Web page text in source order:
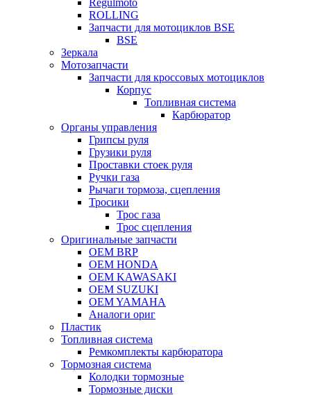
Regulmoto
ROLLING
Запчасти для мотоциклов BSE
BSE
Зеркала
Мотозапчасти
Запчасти для кроссовых мотоциклов
Корпус
Топливная система
Карбюратор
Органы управления
Грипсы руля
Грузики руля
Проставки стоек руля
Ручки газа
Рычаги тормоза, сцепления
Тросики
Трос газа
Трос сцепления
Оригинальные запчасти
OEM BRP
OEM HONDA
OEM KAWASAKI
OEM SUZUKI
OEM YAMAHA
Аналоги ориг
Пластик
Топливная система
Ремкомплекты карбюратора
Тормозная система
Колодки тормозные
Тормозные диски